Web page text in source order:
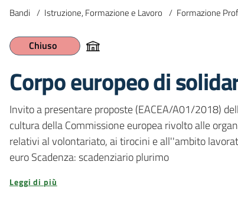
Bandi / Istruzione, Formazione e Lavoro / Formazione
Chiuso
Corpo europeo di
Invito a presentare proposte (EACEA/A01/2018)
cultura della Commissione europea rivolto alle
relativi al volontariato, ai tirocini e all''ambito
euro Scadenza: scadenziario plurimo
Leggi di più